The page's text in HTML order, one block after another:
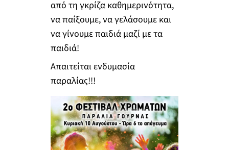
από τη γκρίζα καθημερινότητα,
να παίξουμε, να γελάσουμε και
να γίνουμε παιδιά μαζί με τα
παιδιά!
Απαιτείται ενδυμασία
παραλίας!!!